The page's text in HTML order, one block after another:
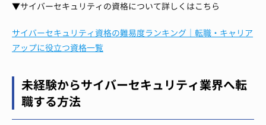
▼サイバーセキュリティの資格について詳しくはこちら
サイバーセキュリティ資格の難易度ランキング｜転職・キャリア
アップに役立つ資格一覧
未経験からサイバーセキュリティ業界へ転
職する方法